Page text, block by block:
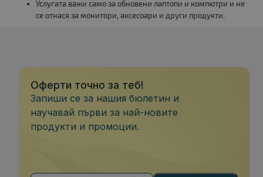
Услугата важи само за обновени лаптопи и компютри и не
се отнася за монитори, аксесоари и други продукти.
Оферти точно за теб!
Запиши се за нашия бюлетин и
научавай първи за най-новите
продукти и промоции.